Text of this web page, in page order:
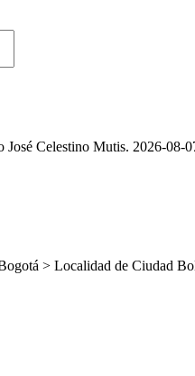
Celestino Mutis. 2026-08-
> Localidad de Ciudad